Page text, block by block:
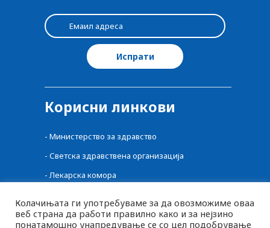
Корисни линкови
- Министерство за здравство
- Светска здравствена организација
- Лекарска комора
-Фонд за здравство
Колачињата ги употребуваме за да овозможиме оваа
веб страна да работи правилно како и за нејзино
понатамошно унапредување се со цел подобрување